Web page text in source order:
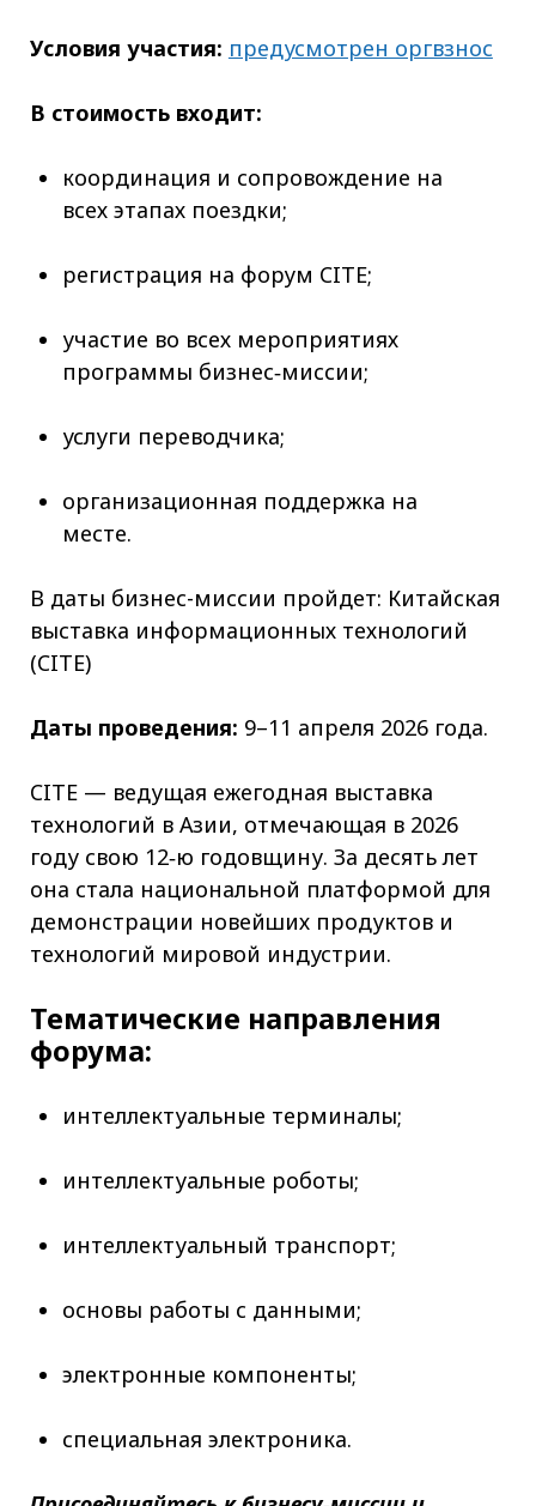
Условия участия: предусмотрен оргвзнос
В стоимость входит:
координация и сопровождение на
всех этапах поездки;
регистрация на форум CITE;
участие во всех мероприятиях
программы бизнес‑миссии;
услуги переводчика;
организационная поддержка на
месте.
В даты бизнес-миссии пройдет: Китайская
выставка информационных технологий
(CITE)
Даты проведения: 9–11 апреля 2026 года.
CITE — ведущая ежегодная выставка
технологий в Азии, отмечающая в 2026
году свою 12‑ю годовщину. За десять лет
она стала национальной платформой для
демонстрации новейших продуктов и
технологий мировой индустрии.
Тематические направления
форума:
интеллектуальные терминалы;
интеллектуальные роботы;
интеллектуальный транспорт;
основы работы с данными;
электронные компоненты;
специальная электроника.